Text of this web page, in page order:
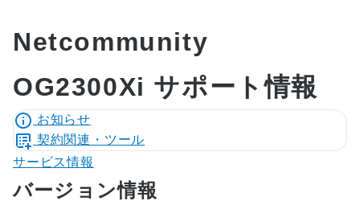
Netcommunity
OG2300Xi サポート情報
お知らせ
契約関連・ツール
サービス情報
バージョン情報